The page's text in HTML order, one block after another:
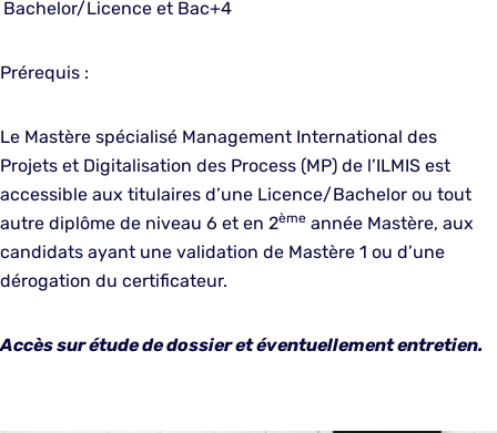
Bachelor/Licence et Bac+4
Prérequis :
Le Mastère spécialisé Management International des
Projets et Digitalisation des Process (MP) de l’ILMIS est
accessible aux titulaires d’une Licence/Bachelor ou tout
autre diplôme de niveau 6 et en 2ème année Mastère, aux
candidats ayant une validation de Mastère 1 ou d’une
dérogation du certificateur.
Accès sur étude de dossier et éventuellement entretien.